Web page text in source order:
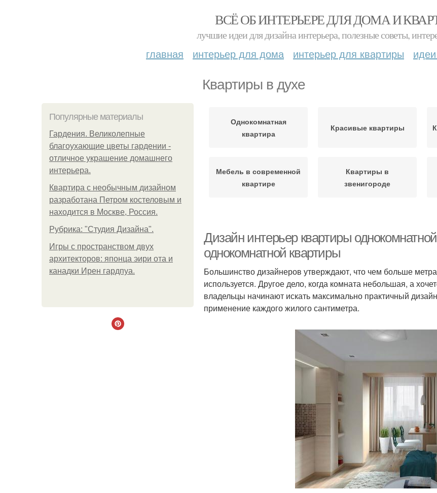
ВСЁ ОБ ИНТЕРЬЕРЕ ДЛЯ ДОМА И
лучшие идеи для дизайна интерьера, полезные советы,
главная интерьер для дома интерьер для квартиры
Квартиры в духе
Популярные материалы
Гардения. Великолепные
благоухающие цветы гардении -
отличное украшение домашнего
интерьера.
Квартира с необычным дизайном
разработана Петром костеловым и
находится в Москве, Россия.
Рубрика: "Студия Дизайна".
Игры с пространством двух
архитекторов: японца эири ота и
канадки Ирен гардпуа.
Однокомнатная
квартира
Красивые квартиры
Мебель в современной
квартире
Квартиры в
звенигороде
Дизайн интерьер квартиры
однокомнатной квартиры
Большинство дизайнеров утверждают, что чем больше
используется. Другое дело, когда комната небольшая, а
владельцы начинают искать максимально практичный
применение каждого жилого сантиметра.